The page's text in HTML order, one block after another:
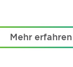
Mehr erfahren